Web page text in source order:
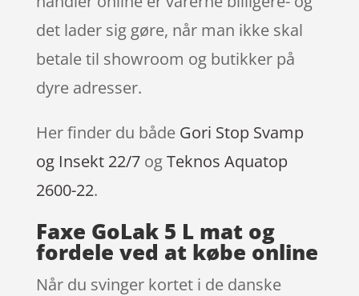
det lader sig gøre, når man ikke skal
betale til showroom og butikker på
dyre adresser.
Her finder du både Gori Stop Svamp
og Insekt 22/7ogTeknos Aquatop
2600-22.
Faxe GoLak 5 L mat og
fordele ved at købe online
Når du svinger kortet i de danske